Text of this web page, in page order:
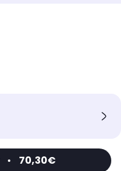
• 70,30€